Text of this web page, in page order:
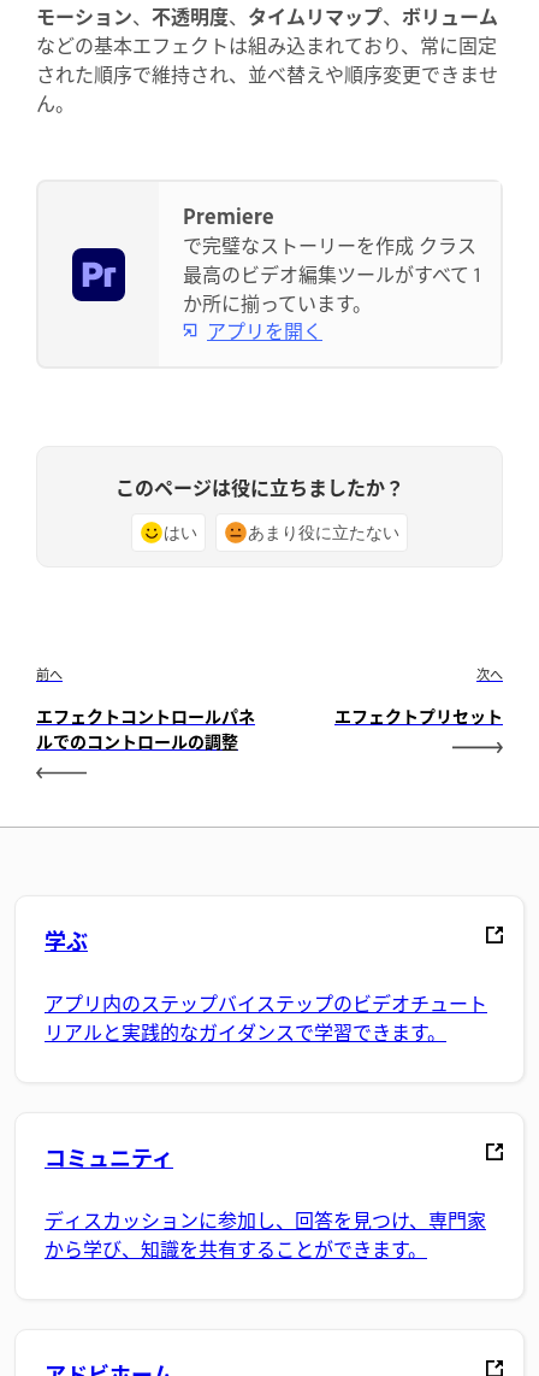
モーション、 不透明度、 タイムリマップ、 ボリューム
などの基本エフェクトは組み込まれており、常に固定
された順序で維持され、並べ替えや順序変更できませ
ん。
Premiere
で完璧なストーリーを作成 クラス
最高のビデオ編集ツールがすべて 1
か所に揃っています。
アプリを開く
このページは役に立ちましたか？
はい あまり役に立たない
前へ
エフェクトコントロールパネ
ルでのコントロールの調整
次へ
エフェクトプリセット
学ぶ
アプリ内のステップバイステップのビデオチュート
リアルと実践的なガイダンスで学習できます。
コミュニティ
ディスカッションに参加し、回答を見つけ、専門家
から学び、知識を共有することができます。